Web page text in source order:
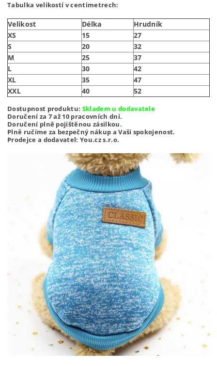
Tabulka velikostí v centimetrech:
Velikost Délka
Hrudník
XS
15
27
S
20
32
M
25
37
L
30
42
XL
35
47
XXL
40 52
Dostupnost produktu: Skladem u dodavatele
Doručení za 7 až 10 pracovních dní.
Doručení plně pojištěnou zásilkou.
Plně ručíme za bezpečný nákup a Vaši spokojenost.
Prodejce a dodavatel: You.cz s.r.o.